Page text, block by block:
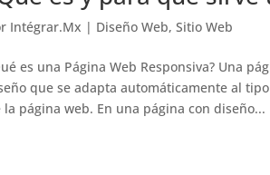
Intégrar.Mx | Diseño Web,Sitio Web
es una Página Web Responsiva? Una
que se adapta automáticamente al
la página web. En una página con diseño...